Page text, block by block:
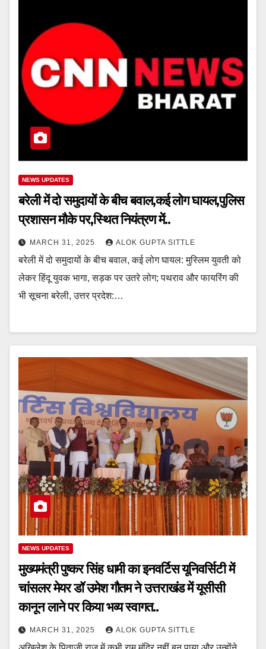
NEWS UPDATES
बरेली में दो समुदायों के बीच बवाल,कई लोग घायल,पुलिस
प्रशासन मौके पर,स्थित नियंत्रण में..
MARCH 31, 2025 ALOK GUPTA SITTLE
बरेली में दो समुदायों के बीच बवाल, कई लोग घायल: मुस्लिम युवती को
लेकर हिंदू युवक भागा, सड़क पर उतरे लोग; पथराव और फायरिंग की
भी सूचना बरेली, उत्तर प्रदेश:…
NEWS UPDATES
मुख्यमंत्री पुष्कर सिंह धामी का इनवर्टिस यूनिवर्सिटी में
चांसलर मेयर डॉ उमेश गौतम ने उत्तराखंड में यूसीसी
कानून लाने पर किया भव्य स्वागत..
MARCH 31, 2025 ALOK GUPTA SITTLE